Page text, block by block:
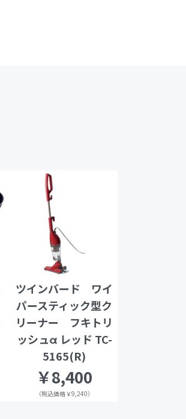
ツインバード ワイ
パースティック型ク
リーナー フキトリ
ッシュα レッド TC-
5165(R)
￥8,400
（税込価格￥9,240）